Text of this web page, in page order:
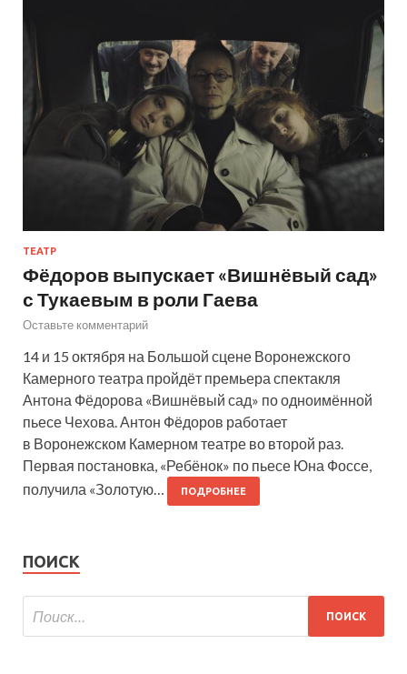
ТЕАТР
Фёдоров выпускает «Вишнёвый сад»
с Тукаевым в роли Гаева
Оставьте комментарий
14 и 15 октября на Большой сцене Воронежского
Камерного театра пройдёт премьера спектакля
Антона Фёдорова «Вишнёвый сад» по одноимённой
пьесе Чехова. Антон Фёдоров работает
в Воронежском Камерном театре во второй раз.
Первая постановка, «Ребёнок» по пьесе Юна Фоссе,
получила «Золотую…
ПОДРОБНЕЕ
ПОИСК